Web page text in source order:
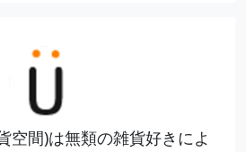
空間)は無類の雑貨好きによ